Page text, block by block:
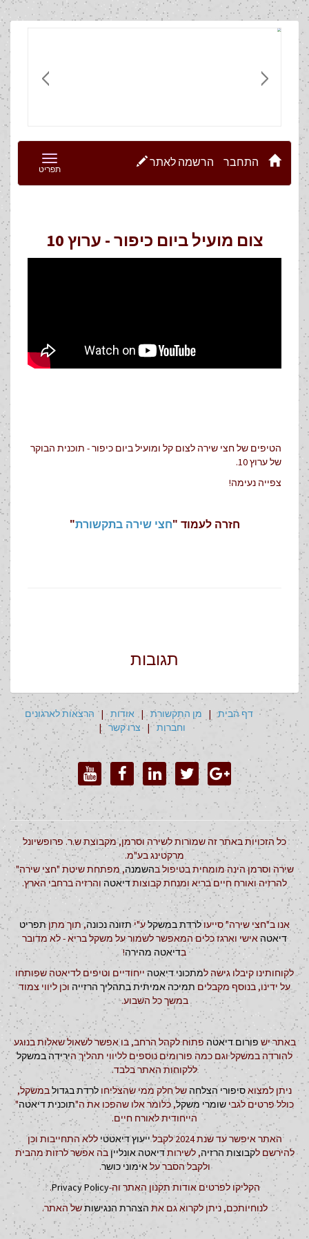
התחבר הרשמה לאתר
Toggle
navigationתפריט
צום מועיל ביום כיפור - ערוץ 10
הטיפים של חצי שירה לצום קל ומועיל ביום כיפור - תוכנית הבוקר
של ערוץ 10.
צפייה נעימה!
חזרה לעמוד "חצי שירה בתקשורת"
תגובות
דף הבית | מן התקשורת | אודות |
הרצאות לארגונים
וחברות
| צרו קשר |
כל הזכויות באתר זה שמורות לשירה וסרמן, מקבוצת ש.ר. פרופשיונל
מרקטינג בע"מ.
שירה וסרמן הינה מומחית בטיפול בהשמנה, מפתחת שיטת "חצי שירה"
להרזיה ואורח חיים בריא ומנחת קבוצותדיאטהוהרזיה ברחבי הארץ.
אנו ב"חצי שירה" סייעולרדת במשקלע"יתזונה נכונה, תוך מתןתפריט
דיאטהאישי וארגז כלים המאפשר לשמור על משקל בריא - לא מדובר
בדיאטה מהירה!
לקוחותינו קיבלו גישה למתכוני דיאטהייחודיים וטיפים לדיאטה שפותחו
על ידינו, בנוסף מקבלים תמיכה אמיתית בתהליך הרזייה וכן ליווי צמוד
במשך כל השבוע.
באתר יש פורום דיאטה פתוח לקהל הרחב, בו אפשר לשאול שאלות בנוגע
להורדה במשקל וגם כמה פורומים נוספים לליווי תהליך הירידה במשקל
ללקוחות האתר בלבד.
ניתן למצואסיפורי הצלחה של חלק ממי שהצליחו לרדת בגדולבמשקל,
כולל פרטים לגבי שומרי משקל, כלומר אלו שהפכו את ה"תוכנית דיאטה"
הייחודית לאורח חיים.
האתר איפשר עד שנת 2024 לקבל
ייעוץ דיאטטי ללא התחייבות וכן
להירשם לקבוצות הרזיה, לשירותדיאטה אונלייןבה אפשר לרזות מהבית
ולקבל הסבר עלאימוני כושר.
הקליקו לפרטים אודות תקנון האתר וה-Privacy Policy
.
לנוחיותכם, ניתן לקרוא גם את הצהרת הנגישותשל האתר.